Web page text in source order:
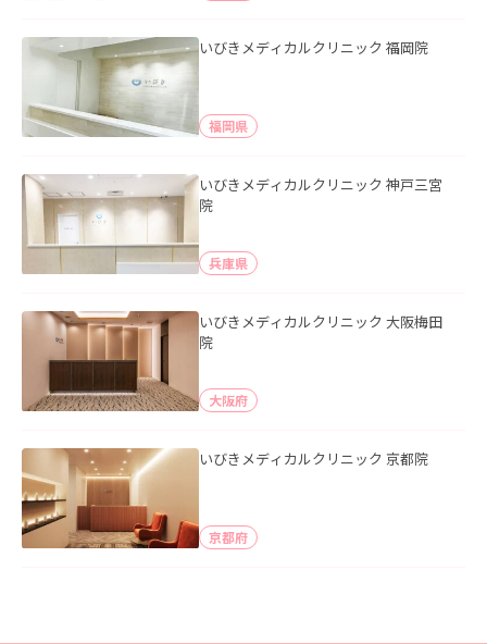
いびきメディカルクリニック 福岡院
福岡県
いびきメディカルクリニック 神戸三宮
院
兵庫県
いびきメディカルクリニック 大阪梅田
院
大阪府
いびきメディカルクリニック 京都院
京都府